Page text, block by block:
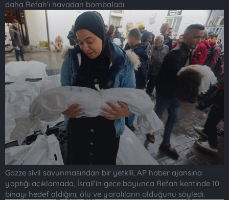
daha Refah'ı havadan bombaladı.
Gazze sivil savunmasından bir yetkili, AP haber ajansına
yaptığı açıklamada, İsrail'in gece boyunca Refah kentinde 10
binayı hedef aldığını, ölü ve yaralıların olduğunu söyledi.